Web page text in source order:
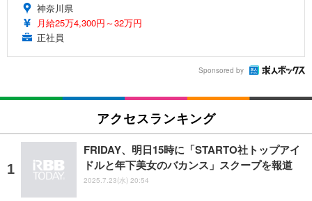
神奈川県
月給25万4,300円～32万円
正社員
Sponsored by
アクセスランキング
FRIDAY、明日15時に「STARTO社トップアイ
ドルと年下美女のバカンス」スクープを報道
2025.7.23(水) 20:54